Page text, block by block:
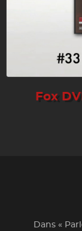
Fox
Dans «